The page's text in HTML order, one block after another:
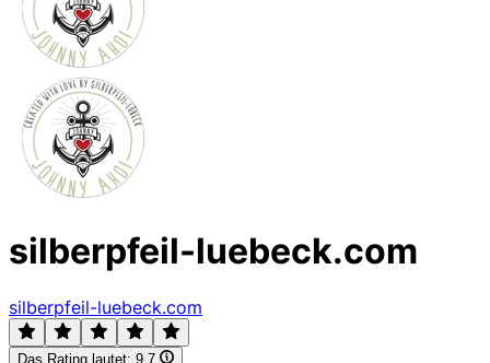
silberpfeil-luebeck.com
silberpfeil-luebeck.com
Das Rating lautet: 9,7